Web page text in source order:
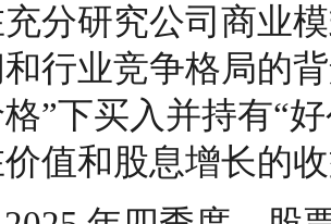
分研究公司商业
行业竞争格局的
”下买入并持有“
值和股息增长的